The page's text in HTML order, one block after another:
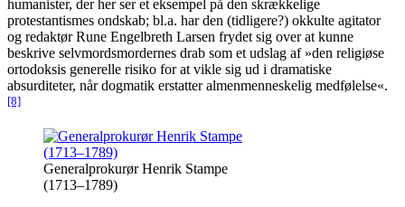
humanister, der her ser et eksempel på den skrækkelige
protestantismes ondskab; bl.a. har den (tidligere?) okkulte agitator
og redaktør Rune Engelbreth Larsen frydet sig over at kunne
beskrive selvmordsmordernes drab som et udslag af »den religiøse
ortodoksis generelle risiko for at vikle sig ud i dramatiske
absurditeter, når dogmatik erstatter almenmenneskelig medfølelse«.
[8]
Generalprokurør Henrik Stampe
(1713–1789)